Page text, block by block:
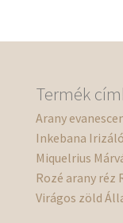
Termék
Arany
Inkebana Irizáló
Miquelrius
Rozé arany réz
Virágos zöld